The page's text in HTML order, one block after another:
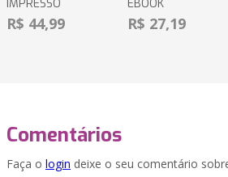
IMPRESSO
R$ 44,99
EBOOK
R$ 27,19
Comentários
Faça o login deixe o seu comentário